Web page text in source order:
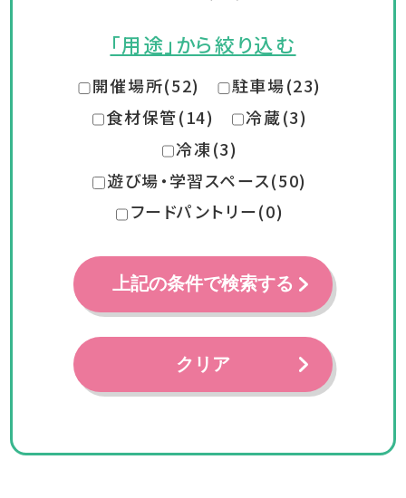
「用途」から絞り込む
開催場所(52)
駐車場(23)
食材保管(14)
冷蔵(3)
冷凍(3)
遊び場・学習スペース(50)
フードパントリー(0)
上記の条件で検索する
クリア